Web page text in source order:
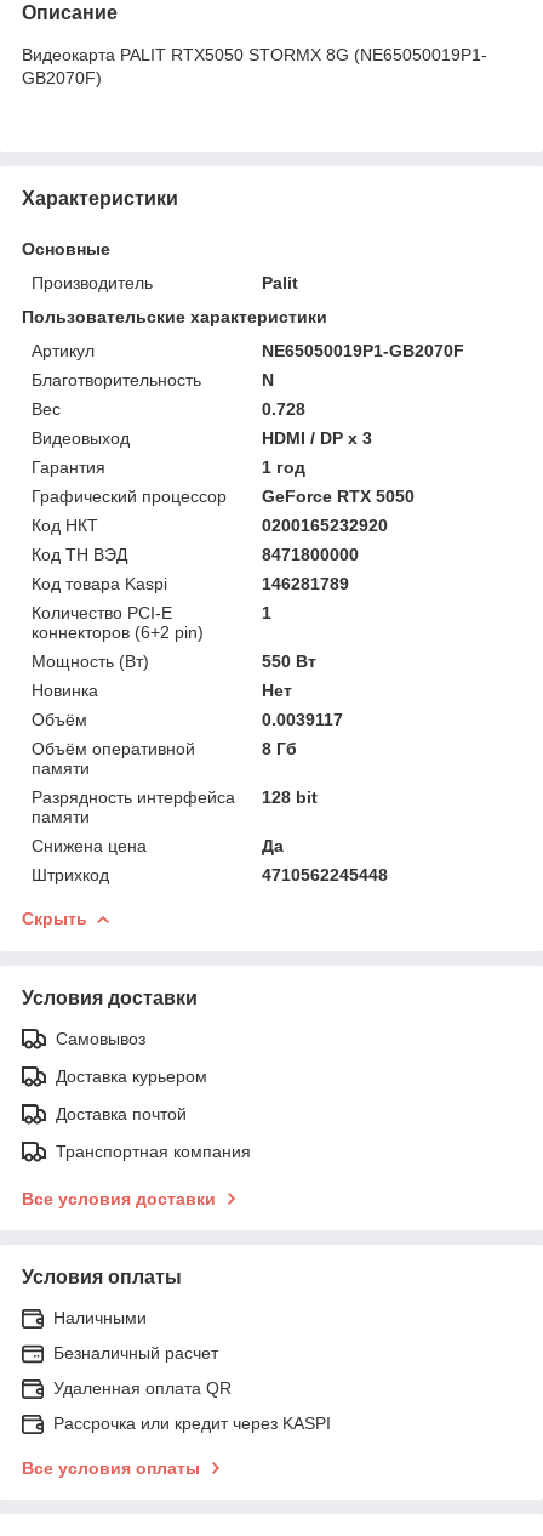
Описание
Видеокарта PALIT RTX5050 STORMX 8G (NE65050019P1-
GB2070F)
Характеристики
Основные
Производитель
Palit
Пользовательские характеристики
Артикул
NE65050019P1-GB2070F
Благотворительность
N
Вес
0.728
Видеовыход
HDMI / DP x 3
Гарантия
1 год
Графический процессор
GeForce RTX 5050
Код НКТ
0200165232920
Код ТН ВЭД
8471800000
Код товара Kaspi
146281789
Количество PCI-E
коннекторов (6+2 pin)
1
Мощность (Bт)
550 Вт
Новинка
Нет
Объём
0.0039117
Объём оперативной
памяти
8 Гб
Разрядность интерфейса
памяти
128 bit
Снижена цена
Да
Штрихкод
4710562245448
Скрыть
Условия доставки
Самовывоз
Доставка курьером
Доставка почтой
Транспортная компания
Все условия доставки
Условия оплаты
Наличными
Безналичный расчет
Удаленная оплата QR
Рассрочка или кредит через KASPI
Все условия оплаты